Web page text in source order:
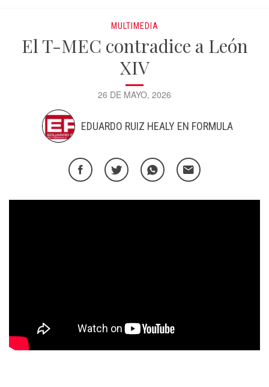
MULTIMEDIA
El T-MEC contradice a León
XIV
26 DE MAYO, 2026
EDUARDO RUIZ HEALY EN FORMULA